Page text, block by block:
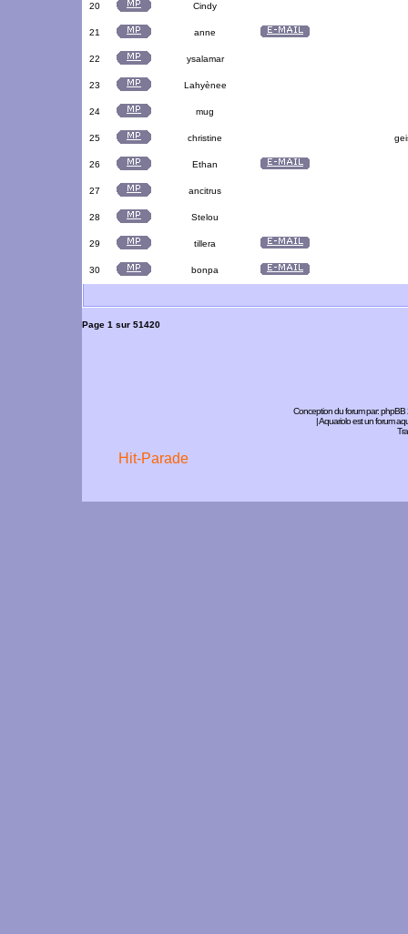
20 Cindy
21 anne
22 ysalamar
23 Lahyènee
24 mug
25 christine
26 Ethan
27 ancitrus
28 Stelou
29 tillera
30 bonpa
Page 1 sur 51420
Conception du forum par:phpBB
| Aquariolo est un forum